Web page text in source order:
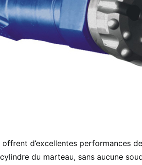
d’excellentes performances
du marteau, sans aucune